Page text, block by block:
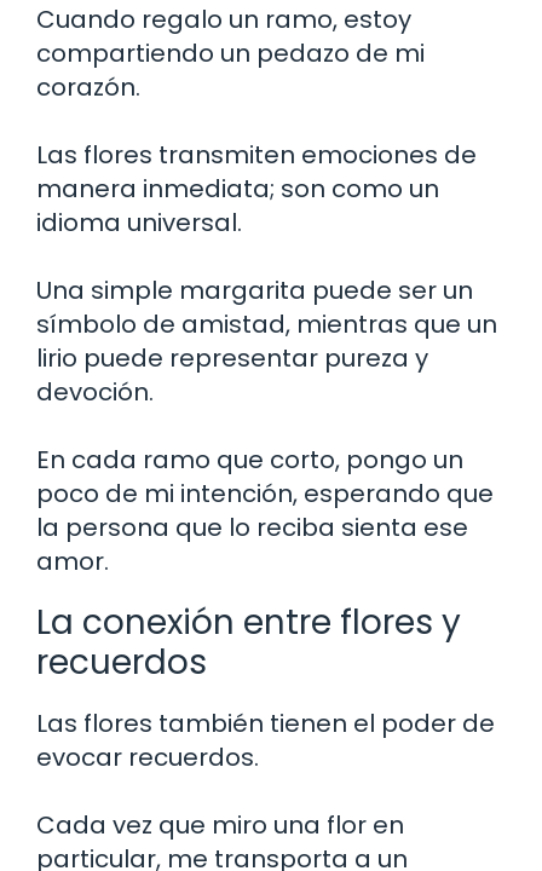
Cuando regalo un ramo, estoy
compartiendo un pedazo de mi
corazón.
Las flores transmiten emociones de
manera inmediata; son como un
idioma universal.
Una simple margarita puede ser un
símbolo de amistad, mientras que un
lirio puede representar pureza y
devoción.
En cada ramo que corto, pongo un
poco de mi intención, esperando que
la persona que lo reciba sienta ese
amor.
La conexión entre flores y
recuerdos
Las flores también tienen el poder de
evocar recuerdos.
Cada vez que miro una flor en
particular, me transporta a un